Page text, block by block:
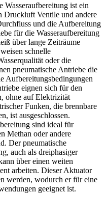
Wasseraufbereitung ist ein
Druckluft Ventile und andere
und die Aufbereitung
für die Wasseraufbereitung
über lange Zeiträume
schnelle
oder die
pneumatische Antriebe die
Aufbereitungsbedingungen
eignen sich für den
ohne auf Elektrizität
Funken, die brennbare
ist ausgeschlossen.
sind ideal für
Methan oder andere
Der pneumatische
auch als dreiphasiger
über einen weiten
arbeiten. Dieser Aktuator
werden, wodurch er für eine
geeignet ist.